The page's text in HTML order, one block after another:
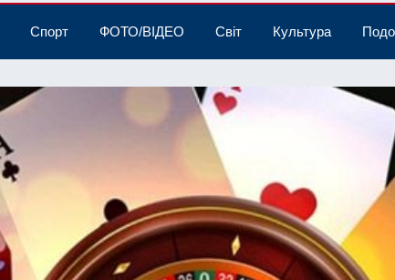
Спорт ФОТО/ВІДЕО Світ Культура